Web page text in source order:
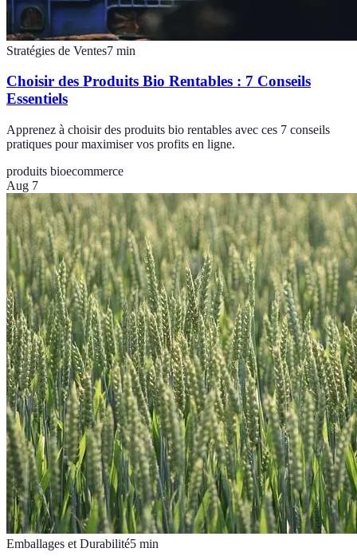
Stratégies de Ventes7 min
Choisir des Produits Bio Rentables : 7 Conseils
Essentiels
Apprenez à choisir des produits bio rentables avec ces 7 conseils
pratiques pour maximiser vos profits en ligne.
produits bioecommerce
Aug 7
Emballages et Durabilité5 min